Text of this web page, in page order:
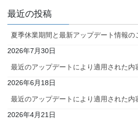
最近の投稿
夏季休業期間と最新アップデート情報の
2026年7月30日
最近のアップデートにより適用された内
2026年6月18日
最近のアップデートにより適用された内
2026年4月21日